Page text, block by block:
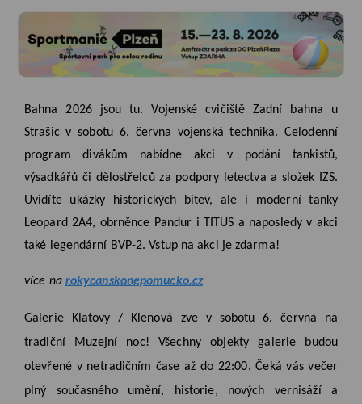
Bahna 2026 jsou tu. Vojenské cvičiště Zadní bahna u
Strašic v sobotu 6. června vojenská technika. Celodenní
program divákům nabídne akci v podání tankistů,
výsadkářů či dělostřelců za podpory letectva a složek IZS.
Uvidíte ukázky historických bitev, ale i moderní tanky
Leopard 2A4, obrněnce Pandur i TITUS a naposledy v akci
také legendární BVP-2. Vstup na akci je zdarma!
více na rokycanskonepomucko.cz
Galerie Klatovy / Klenová zve v sobotu 6. června na
tradiční Muzejní noc! Všechny objekty galerie budou
otevřené v netradičním čase až do 22:00. Čeká vás večer
plný současného umění, historie, nových vernisáží a